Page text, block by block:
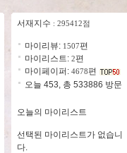
서재지수 : 295412점
마이리뷰: 1507편
마이리스트: 2편
마이페이퍼: 4678편
오늘 453, 총 533886 방문
오늘의 마이리스트
선택된 마이리스트가 없습니
다.